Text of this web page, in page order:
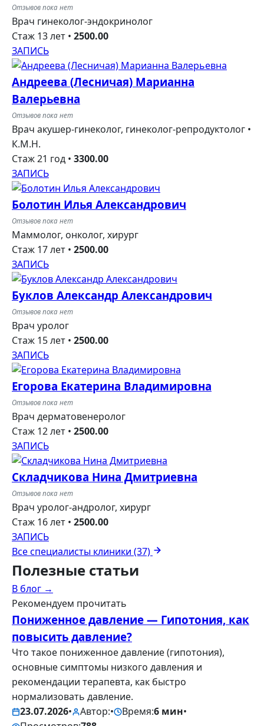
Отзывов пока нет
Врач гинеколог-эндокринолог
Стаж 13 лет • 2500.00
ЗАПИСЬ
Андреева (Лесничая) Марианна
Валерьевна
Отзывов пока нет
Врач акушер-гинеколог, гинеколог-репродуктолог •
К.М.Н.
Стаж 21 год • 3300.00
ЗАПИСЬ
Болотин Илья Александрович
Отзывов пока нет
Маммолог, онколог, хирург
Стаж 17 лет • 2500.00
ЗАПИСЬ
Буклов Александр Александрович
Отзывов пока нет
Врач уролог
Стаж 15 лет • 2500.00
ЗАПИСЬ
Егорова Екатерина Владимировна
Отзывов пока нет
Врач дерматовенеролог
Стаж 12 лет • 2500.00
ЗАПИСЬ
Складчикова Нина Дмитриевна
Отзывов пока нет
Врач уролог-андролог, хирург
Стаж 16 лет • 2500.00
ЗАПИСЬ
Все специалисты клиники (37)
Полезные статьи
В блог →
Рекомендуем прочитать
Пониженное давление — Гипотония, как
повысить давление?
Что такое пониженное давление (гипотония),
основные симптомы низкого давления и
рекомендации терапевта, как быстро
нормализовать давление.
23.07.2026• Автор:• Время:6 мин•